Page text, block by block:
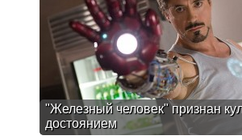
"Железный человек" признан
достоянием